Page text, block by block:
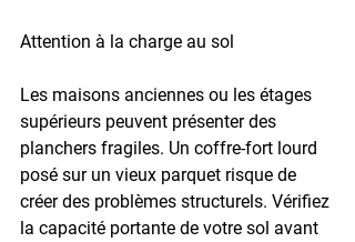
Attention à la charge au sol
Les maisons anciennes ou les étages
supérieurs peuvent présenter des
planchers fragiles. Un coffre-fort lourd
posé sur un vieux parquet risque de
créer des problèmes structurels. Vérifiez
la capacité portante de votre sol avant